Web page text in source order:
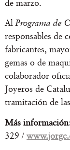
de marzo.
AlPrograma de
responsables de
fabricantes,
gemas o de
colaborador
Joyeros de
tramitación de
Más
329 /